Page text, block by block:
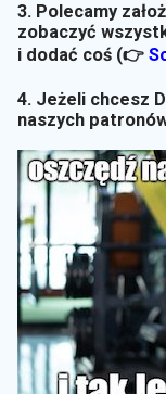
3. Polecamy
zobaczyć
i dodać coś (👉
4. Jeżeli chcesz
naszych